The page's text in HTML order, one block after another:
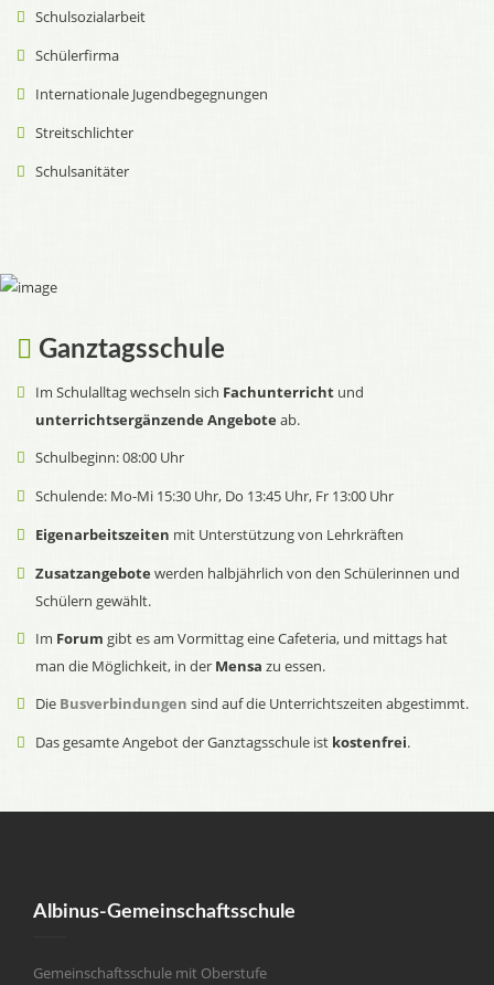
Schulsozialarbeit
Schülerfirma
Internationale Jugendbegegnungen
Streitschlichter
Schulsanitäter
Ganztagsschule
Im Schulalltag wechseln sich Fachunterrichtund
unterrichtsergänzende Angeboteab.
Schulbeginn: 08:00 Uhr
Schulende: Mo-Mi 15:30 Uhr, Do 13:45 Uhr, Fr 13:00 Uhr
Eigenarbeitszeiten mit Unterstützung von Lehrkräften
Zusatzangebotewerden halbjährlich von den Schülerinnen und
Schülern gewählt.
Im Forum gibt es am Vormittag eine Cafeteria, und mittags hat
man die Möglichkeit, in der Mensa zu essen.
Die Busverbindungen sind auf die Unterrichtszeiten abgestimmt.
Das gesamte Angebot der Ganztagsschule ist kostenfrei.
Albinus-Gemeinschaftsschule
Gemeinschaftsschule mit Oberstufe